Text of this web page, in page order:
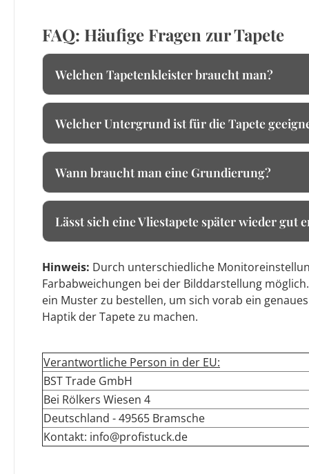
FAQ: Häufige Fragen zur Tapete
Welchen Tapetenkleister braucht man?
Welcher Untergrund ist für die Tapete
Wann braucht man eine Grundierung?
Lässt sich eine Vliestapete später wieder gut
Hinweis: Durch unterschiedliche
Farbabweichungen bei der Bilddarstellung
ein Muster zu bestellen, um sich vorab ein
Haptik der Tapete zu machen.
Verantwortliche Person in der EU:
BST Trade GmbH
Bei Rölkers Wiesen 4
Deutschland - 49565 Bramsche
Kontakt: info@profistuck.de